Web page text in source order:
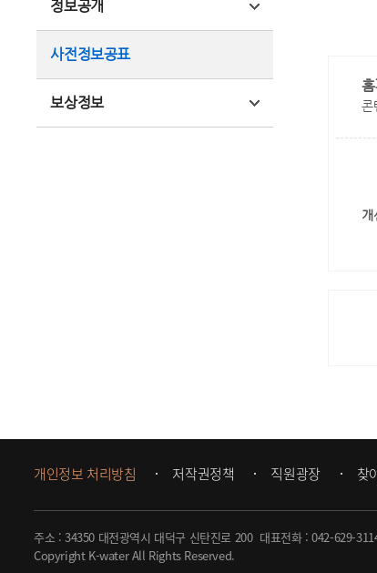
정보공개
사전정보공표
보상정보 콘
개
개인정보 처리방침 저작권정책 직원광장 찾
주소 : 34350 대전광역시 대덕구 신탄진로 200 대표전화 :042-629-
Copyright K-water All Rights Reserved.